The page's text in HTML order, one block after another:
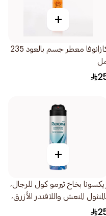
+
كازانوفا معطر جسم بالعود 235
+
ريكسونا بخاخ ثيرمو كول للرجال،
المنعش واللافندر الأزرق،